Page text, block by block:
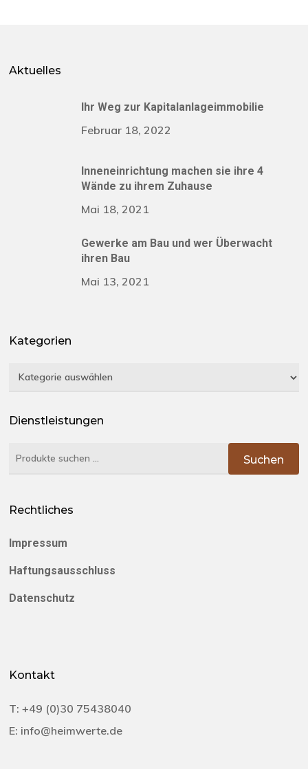
Aktuelles
Ihr Weg zur Kapitalanlageimmobilie
Februar 18, 2022
Inneneinrichtung machen sie ihre 4
Wände zu ihrem Zuhause
Mai 18, 2021
Gewerke am Bau und wer Überwacht
ihren Bau
Mai 13, 2021
Kategorien
Kategorien
Dienstleistungen
Suchen
Suchen
Rechtliches
Impressum
Haftungsausschluss
Datenschutz
Kontakt
T:+49 (0)30 75438040‬
E: info@heimwerte.de